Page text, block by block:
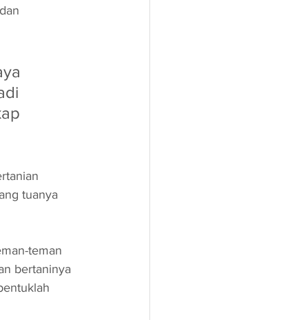
tuanya
teman
bertaninya